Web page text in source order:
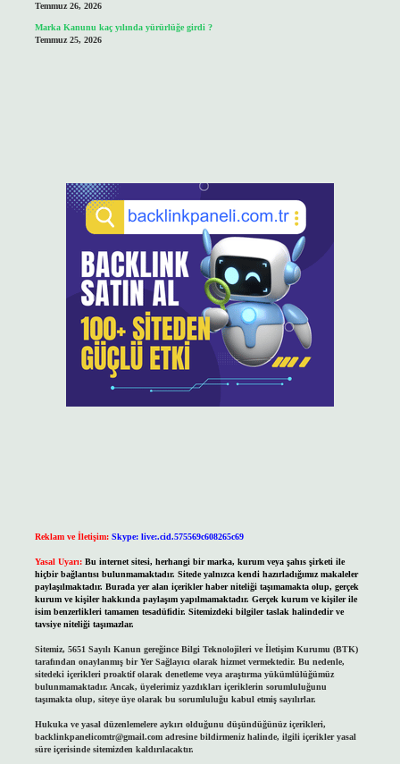
Temmuz 26, 2026
Marka Kanunu kaç yılında yürürlüğe girdi ?
Temmuz 25, 2026
Reklam ve İletişim: Skype: live:.cid.575569c608265c69
Yasal Uyarı: Bu internet sitesi, herhangi bir marka, kurum veya şahıs şirketi ile
hiçbir bağlantısı bulunmamaktadır. Sitede yalnızca kendi hazırladığımız makaleler
paylaşılmaktadır. Burada yer alan içerikler haber niteliği taşımamakta olup, gerçek
kurum ve kişiler hakkında paylaşım yapılmamaktadır. Gerçek kurum ve kişiler ile
isim benzerlikleri tamamen tesadüfidir. Sitemizdeki bilgiler taslak halindedir ve
tavsiye niteliği taşımazlar.
Sitemiz, 5651 Sayılı Kanun gereğince Bilgi Teknolojileri ve İletişim Kurumu (BTK)
tarafından onaylanmış bir Yer Sağlayıcı olarak hizmet vermektedir. Bu nedenle,
sitedeki içerikleri proaktif olarak denetleme veya araştırma yükümlülüğümüz
bulunmamaktadır. Ancak, üyelerimiz yazdıkları içeriklerin sorumluluğunu
taşımakta olup, siteye üye olarak bu sorumluluğu kabul etmiş sayılırlar.
Hukuka ve yasal düzenlemelere aykırı olduğunu düşündüğünüz içerikleri,
backlinkpanelicomtr@gmail.comadresine bildirmeniz halinde, ilgili içerikler yasal
süre içerisinde sitemizden kaldırılacaktır.